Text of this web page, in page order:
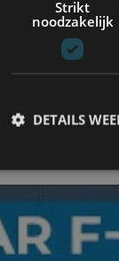
SVR heeft
Het is
Maar de
en licht
Rover vind
Strikt
noodzakelijk
DETAILS
Strikt noodzakelijke
accountbeheer. De